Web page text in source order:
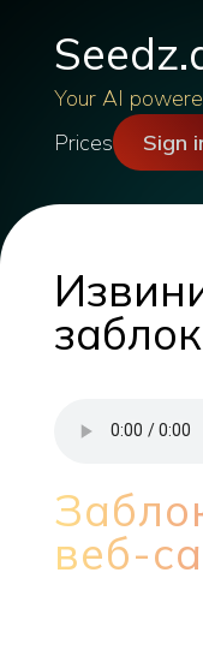
Your AI
Prices
Sign
веб-